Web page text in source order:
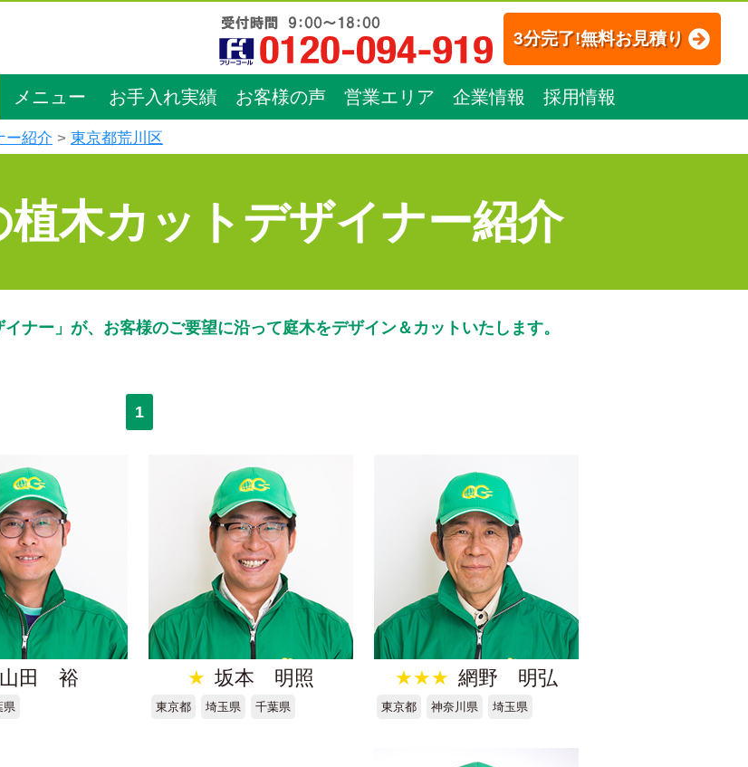
3分完了!無料お見積り
メニュー お手入れ実績 お客様の声 営業エリア 企業情報 採用情報
ー紹介 東京都荒川区
木カットデザイナー紹介
ナー」が、お客様のご要望に沿って庭木をデザイン＆カットいたします。
1
山田 裕
県
★ 坂本 明照
東京都 埼玉県 千葉県
★★★ 網野 明弘
東京都 神奈川県 埼玉県